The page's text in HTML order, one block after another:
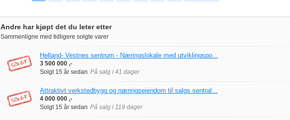
Andre har kjøpt det du leter etter
Sammenligne med tidligere solgte varer
Helland- Vestnes sentrum - Næringslokale med utviklingspo...
3 500 000 ,-
Solgt 15 år sedan På salg i 41 dager
Attraktivt verkstedbygg og næringseiendom til salgs sentral...
4 000 000 ,-
Solgt 15 år sedan På salg i 119 dager